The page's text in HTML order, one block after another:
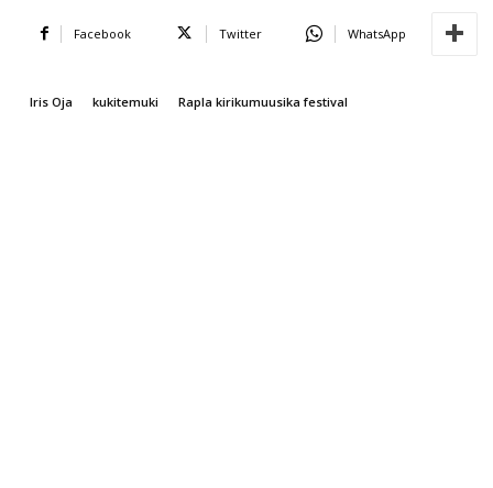
Facebook Twitter WhatsApp
Iris Oja kukitemuki Rapla kirikumuusika festival